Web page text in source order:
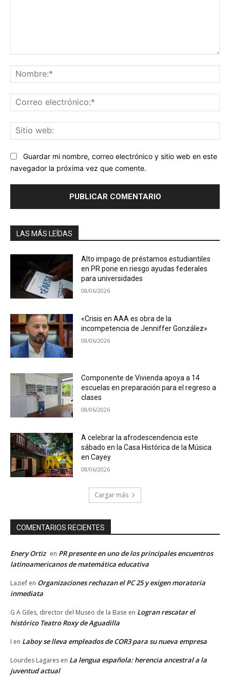
Guardar mi nombre, correo electrónico y sitio web en este
navegador la próxima vez que comente.
LAS MÁS LEÍDAS
Alto impago de préstamos estudiantiles
en PR pone en riesgo ayudas federales
para universidades
08/06/2026
«Crisis en AAA es obra de la
incompetencia de Jenniffer González»
08/06/2026
Componente de Vivienda apoya a 14
escuelas en preparación para el regreso a
clases
08/06/2026
A celebrar la afrodescendencia este
sábado en la Casa Histórica de la Música
en Cayey
08/06/2026
Cargar más
COMENTARIOS RECIENTES
Enery Ortiz en PR presente en uno de los principales encuentros
latinoamericanos de matemática educativa
Lazief en Organizaciones rechazan el PC 25 y exigen moratoria
inmediata
G A Giles, director del Museo de la Base en Logran rescatar el
histórico Teatro Roxy de Aguadilla
I en Laboy se lleva empleados de COR3 para su nueva empresa
Lourdes Lagares en La lengua española: herencia ancestral a la
juventud actual